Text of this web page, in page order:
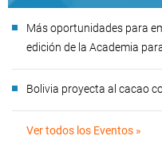
Más oportunidades para
edición de la Academia
Bolivia proyecta al cacao
Ver todos los Eventos »